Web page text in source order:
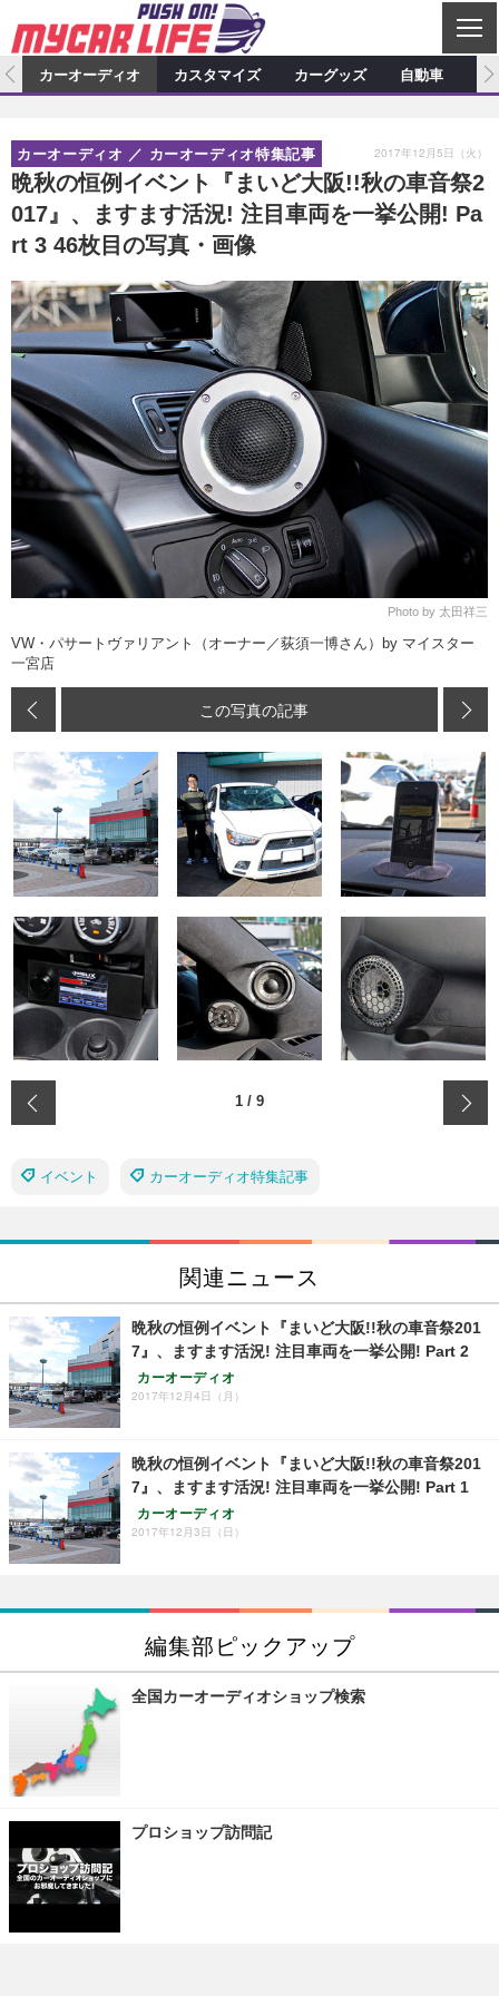
C
L
S
E
カーオーディオ
プロショップ検索 ショップ訪問記
カーオーディオニュース デモカー製作記
その他
カスタマイズ特集記事 カスタマイズ新製品情報
カスタマイズニュース
カーグッズ
カーグッズ特集記事 カーグッズ新製品情報
カーグッズニュース
自動車
スクープ
カーオーディオ カスタマイズ カーグッズ 自動車
晩秋の恒例イベント『まいど大阪!!秋の車音祭2
017』、ますます活況! 注目車両を一挙公開! Pa
rt 3 46枚目の写真・画像
カーオーディオ カーオーディオ特集記事 2017年12月5日（火）
Photo by 太田祥三
VW・パサートヴァリアント（オーナー／荻須一博さん）by マイスター
一宮店
この写真の記事
1 / 9
イベント カーオーディオ特集記事
関連ニュース
晩秋の恒例イベント『まいど大阪!!秋の車音祭201
7』、ますます活況! 注目車両を一挙公開! Part 2
カーオーディオ
2017年12月4日（月）
晩秋の恒例イベント『まいど大阪!!秋の車音祭201
7』、ますます活況! 注目車両を一挙公開! Part 1
カーオーディオ
2017年12月3日（日）
編集部ピックアップ
全国カーオーディオショップ検索
プロショップ訪問記